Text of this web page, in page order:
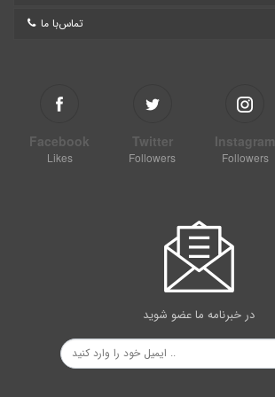
تماس‌با ما
Facebook
Likes
Twitter
Followers
Instagram
Followers
در خبرنامه ما عضو شوید